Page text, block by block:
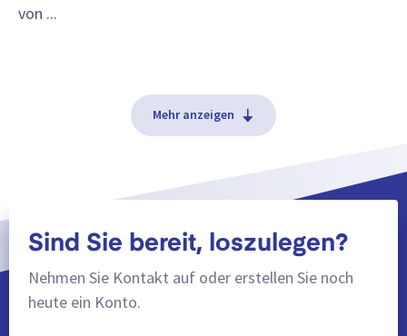
von ...
Mehr anzeigen
Sind Sie bereit, loszulegen?
Nehmen Sie Kontakt auf oder erstellen Sie noch
heute ein Konto.